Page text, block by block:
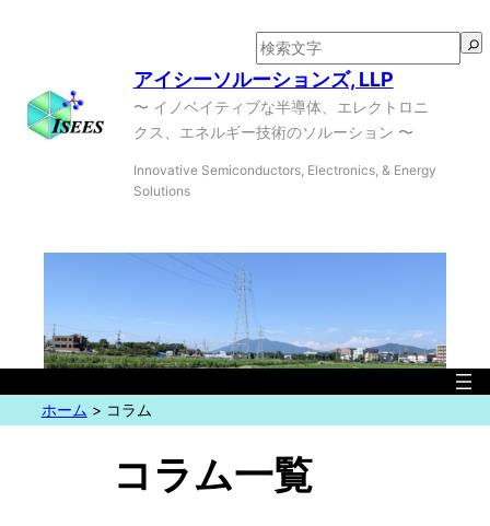
アイシーソルーションズ, LLP
検
索
〜 イノベイティブな半導体、エレクトロニ
クス、エネルギー技術のソルーション 〜
Innovative Semiconductors, Electronics, & Energy
Solutions
ホーム > コラム
コラム